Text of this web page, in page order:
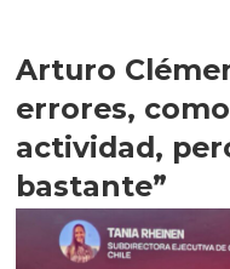
Arturo
errores,
actividad,
bastante”